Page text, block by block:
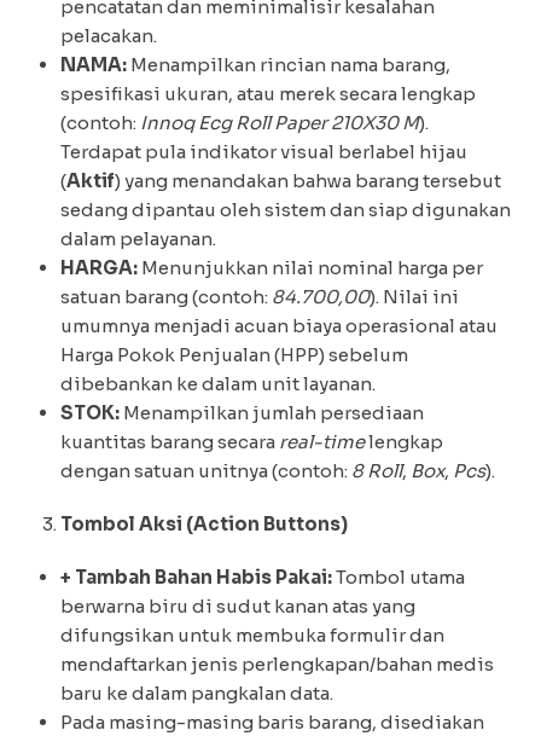
pencatatan dan meminimalisir kesalahan
pelacakan.
NAMA: Menampilkan rincian nama barang,
spesifikasi ukuran, atau merek secara lengkap
(contoh: Innoq Ecg Roll Paper 210X30 M).
Terdapat pula indikator visual berlabel hijau
(Aktif) yang menandakan bahwa barang tersebut
sedang dipantau oleh sistem dan siap digunakan
dalam pelayanan.
HARGA: Menunjukkan nilai nominal harga per
satuan barang (contoh: 84.700,00). Nilai ini
umumnya menjadi acuan biaya operasional atau
Harga Pokok Penjualan (HPP) sebelum
dibebankan ke dalam unit layanan.
STOK: Menampilkan jumlah persediaan
kuantitas barang secara real-timelengkap
dengan satuan unitnya (contoh: 8 Roll, Box, Pcs).
Tombol Aksi (Action Buttons)
+ Tambah Bahan Habis Pakai:Tombol utama
berwarna biru di sudut kanan atas yang
difungsikan untuk membuka formulir dan
mendaftarkan jenis perlengkapan/bahan medis
baru ke dalam pangkalan data.
Pada masing-masing baris barang, disediakan